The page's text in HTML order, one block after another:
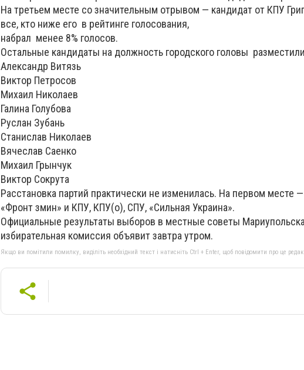
На третьем месте со значительным отрывом — кандидат от КПУ
все, кто ниже его в рейтинге голосования,
набрал менее 8% голосов.
Остальные кандидаты на должность городского головы
Александр Витязь
Виктор Петросов
Михаил Николаев
Галина Голубова
Руслан Зубань
Станислав Николаев
Вячеслав Саенко
Михаил Грынчук
Виктор Сокрута
Расстановка партий практически не изменилась. На первом месте
«Фронт змин» и КПУ, КПУ(о), СПУ, «Сильная Украина».
Официальные результаты выборов в местные советы
избирательная комиссия объявит завтра утром.
Якщо ви помітили помилку, виділіть необхідний текст і натисніть Ctrl + Enter, щоб повідомити про це